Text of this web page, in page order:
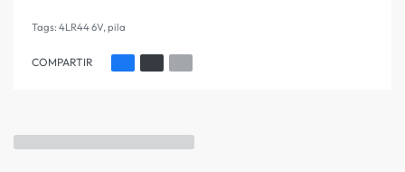
Tags: 4LR44 6V,pila
COMPARTIR